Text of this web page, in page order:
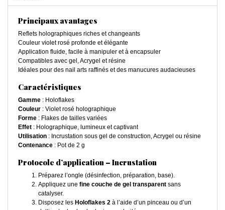
Principaux avantages
Reflets holographiques riches et changeants
Couleur violet rosé profonde et élégante
Application fluide, facile à manipuler et à encapsuler
Compatibles avec gel, Acrygel et résine
Idéales pour des nail arts raffinés et des manucures audacieuses
Caractéristiques
Gamme : Holoflakes
Couleur : Violet rosé holographique
Forme : Flakes de tailles variées
Effet : Holographique, lumineux et captivant
Utilisation : Incrustation sous gel de construction, Acrygel ou résine
Contenance : Pot de 2 g
Protocole d’application – Incrustation
Préparez l’ongle (désinfection, préparation, base).
Appliquez une fine couche de gel transparent sans
catalyser.
Disposez les Holoflakes 2 à l’aide d’un pinceau ou d’un